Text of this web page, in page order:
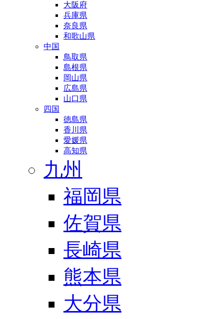
大阪府
兵庫県
奈良県
和歌山県
中国
鳥取県
島根県
岡山県
広島県
山口県
四国
徳島県
香川県
愛媛県
高知県
九州
福岡県
佐賀県
長崎県
熊本県
大分県